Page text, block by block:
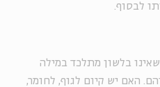
לבסוף.
בלשון מתלכד במילה
האם יש קיום לגוף, לחומר,